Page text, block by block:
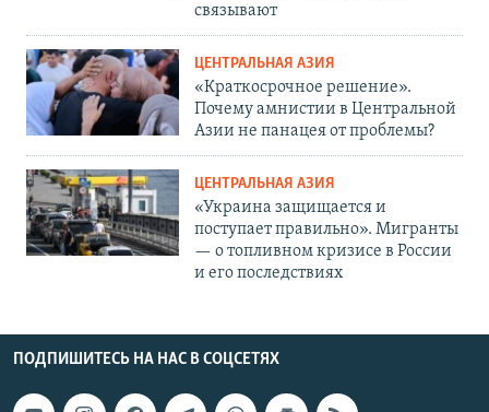
связывают
ЦЕНТРАЛЬНАЯ АЗИЯ
«Краткосрочное решение».
Почему амнистии в Центральной
Азии не панацея от проблемы?
ЦЕНТРАЛЬНАЯ АЗИЯ
«Украина защищается и
поступает правильно». Мигранты
— о топливном кризисе в России
и его последствиях
ПОДПИШИТЕСЬ НА НАС В СОЦСЕТЯХ